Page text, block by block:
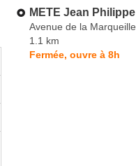
METE Jean Philippe
Avenue de la Marqueille
1.1 km
Fermée, ouvre à 8h